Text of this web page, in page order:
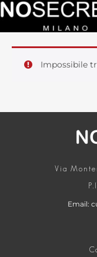
Impossibile
Via
Email: